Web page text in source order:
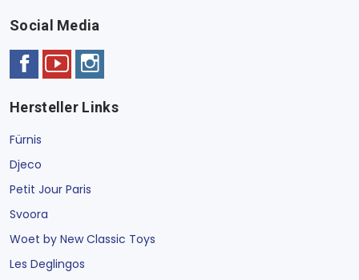
Social Media
Hersteller Links
Fürnis
Djeco
Petit Jour Paris
Svoora
Woet by New Classic Toys
Les Deglingos